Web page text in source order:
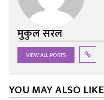
मुकुल सरल
VIEW ALL POSTS
YOU MAY ALSO LIKE